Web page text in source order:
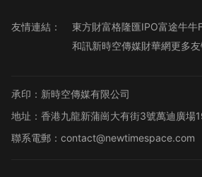
友情連結： 東方財富格隆匯IPO富途牛牛
和訊新時空傳媒財華網更多
承印：新時空傳媒有限公司
地址：香港九龍新蒲崗大有街3號萬迪廣場
聯系電郵：contact@newtimespace.com